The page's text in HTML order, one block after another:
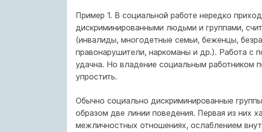
Пример 1. В социальной работе нередко
дискриминированными людьми и группами,
(инвалиды, многодетные семьи, беженцы,
правонарушители, наркоманы и др.). Работа с
удачна. Но владение социальным работником
упростить.
Обычно социально дискриминированные
образом две линии поведения. Первая из них
межличностных отношениях, ослаблением